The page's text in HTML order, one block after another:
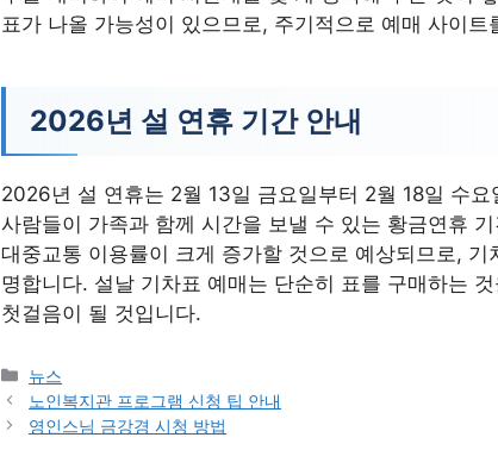
표가 나올 가능성이 있으므로, 주기적으로 예매 사이
2026년 설 연휴 기간 안내
2026년 설 연휴는 2월 13일 금요일부터 2월 18일 수
사람들이 가족과 함께 시간을 보낼 수 있는 황금연휴
대중교통 이용률이 크게 증가할 것으로 예상되므로,
명합니다. 설날 기차표 예매는 단순히 표를 구매하는
첫걸음이 될 것입니다.
카
테
고
뉴스
노인복지관 프로그램 신청 팁 안내
영인스님 금강경 시청 방법